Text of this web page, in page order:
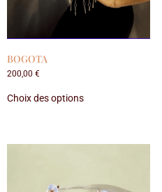
BOGOTA
200,00 €
Choix des options